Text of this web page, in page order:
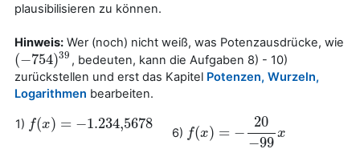
plausibilisieren zu können.
Hinweis: Wer (noch) nicht weiß, was Potenzausdrücke, wie
(−754)39
(−754)39 , bedeuten, kann die Aufgaben 8) - 10)
zurückstellen und erst das Kapitel Potenzen, Wurzeln,
Logarithmen bearbeiten.
1) f(x) = −1.234,5678
f(x)=−1.234,5678
6) f(x) = −
20
−99
x
f(x)=−20−99x